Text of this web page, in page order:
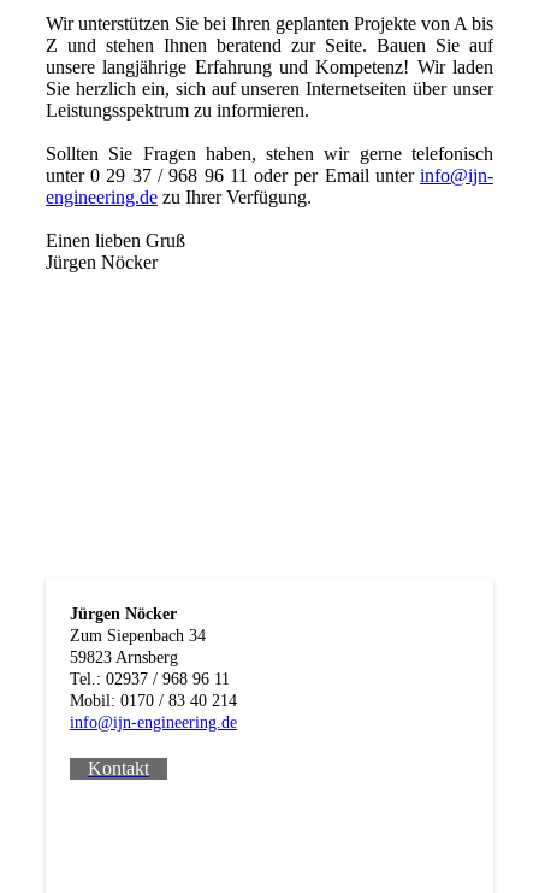
Wir unterstützen Sie bei Ihren geplanten Projekte von A bis
Z und stehen Ihnen beratend zur Seite. Bauen Sie auf
unsere langjährige Erfahrung und Kompetenz! Wir laden
Sie herzlich ein, sich auf unseren Internetseiten über unser
Leistungsspektrum zu informieren.
Sollten Sie Fragen haben, stehen wir gerne telefonisch
unter 0 29 37 / 968 96 11 oder per Email unterinfo@ijn-
engineering.dezu Ihrer Verfügung.
Einen lieben Gruß
Jürgen Nöcker
Jürgen Nöcker
Zum Siepenbach 34
59823 Arnsberg
Tel.: 02937 / 968 96 11
Mobil: 0170 / 83 40 214
info@ijn-engineering.de
Kontakt